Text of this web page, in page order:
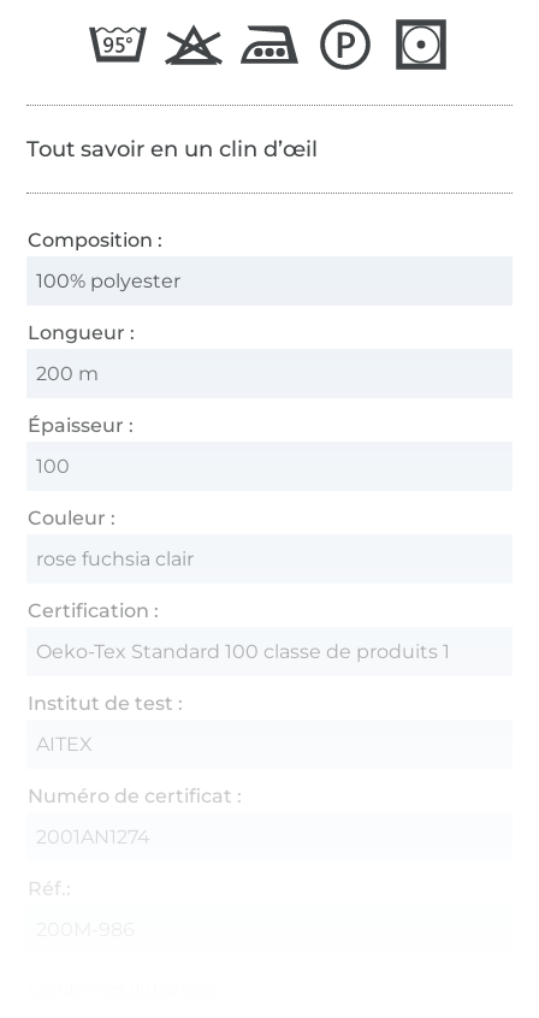
Tout savoir en un clin d’œil
Composition :
100% polyester
Longueur :
200 m
Épaisseur :
100
Couleur :
rose fuchsia clair
Certification :
Oeko-Tex Standard 100 classe de produits 1
Institut de test :
AITEX
Numéro de certificat :
2001AN1274
Réf.: